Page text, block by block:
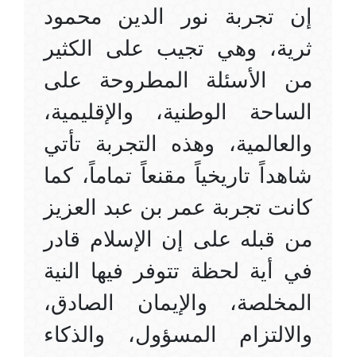
إن تجربة نور الدين محمود
ثرية، وهي تجيب على الكثير
من الأسئلة المطروحة على
الساحة الوطنية، والإقليمية،
والعالمية، وهذه التجربة تأتي
شاهداً تاريخياً مقنعاً تماماً، كما
كانت تجربة عمر بن عبد العزيز
من قبله على إن الإسلام قادر
في أية لحظة تتوفر فيها النية
المخلصة، والإيمان الصادق،
والالتزام المسؤول، والذكاء